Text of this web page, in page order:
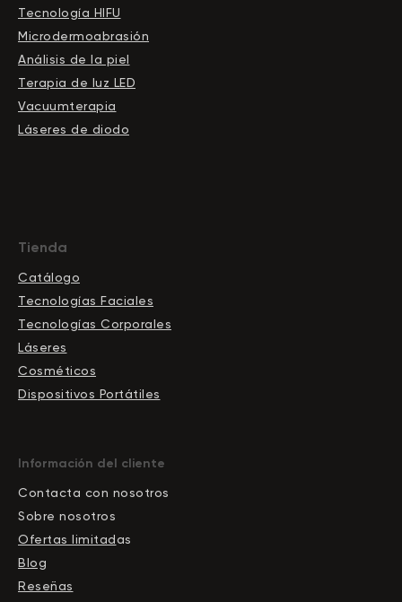
Tecnología HIFU
Microdermoabrasión
Análisis de la piel
Terapia de luz LED
Vacuumterapia
Láseres de diodo
Tienda
Catálogo
Tecnologías Faciales
Tecnologías Corporales
Láseres
Cosméticos
Dispositivos Portátiles
Información del cliente
Contacta con nosotros
Sobre nosotros
Ofertas limitadas
Blog
Reseñas